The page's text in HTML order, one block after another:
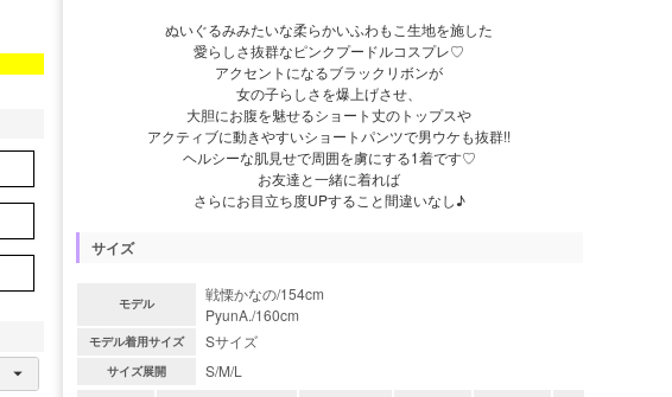
ぬいぐるみみたいな柔らかいふわもこ生地を施した
愛らしさ抜群なピンクプードルコスプレ♡
アクセントになるブラックリボンが
女の子らしさを爆上げさせ、
大胆にお腹を魅せるショート丈のトップスや
アクティブに動きやすいショートパンツで男ウケも抜群!!
ヘルシーな肌見せで周囲を虜にする1着です♡
お友達と一緒に着れば
さらにお目立ち度UPすること間違いなし♪
サイズ
モデル
戦慄かなの/154cm
PyunA./160cm
モデル着用サイズ Sサイズ
サイズ展開 S/M/L